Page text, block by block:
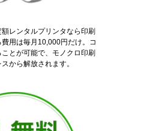
レンタルプリンタなら印刷
用は毎月10,000円だけ。コ
とが可能で、モノクロ印刷
から解放されます。